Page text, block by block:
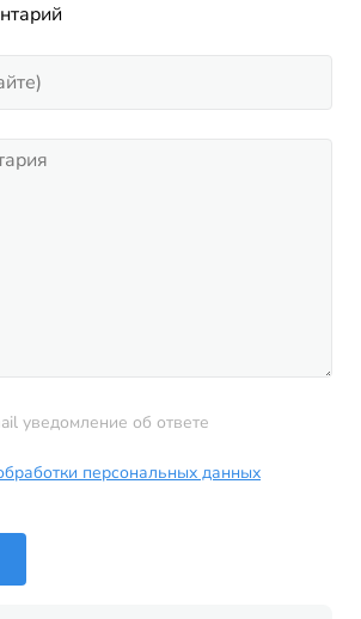
уведомление об ответе
персональных данных